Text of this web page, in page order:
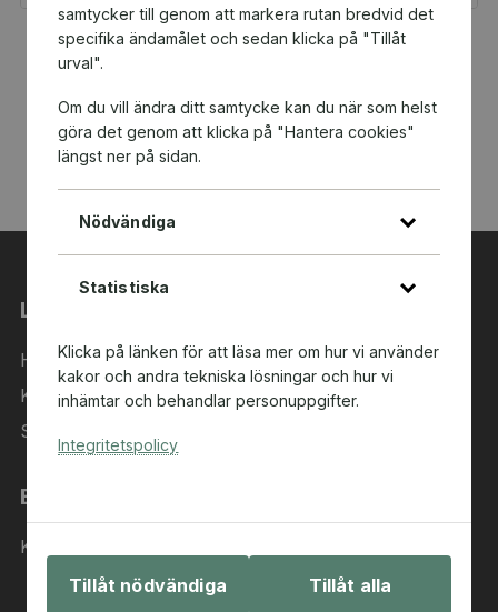
samtycker till genom att markera rutan bredvid det
specifika ändamålet och sedan klicka på "Tillåt
urval".
Om du vill ändra ditt samtycke kan du när som helst
göra det genom att klicka på "Hantera cookies"
längst ner på sidan.
Nödvändiga
Statistiska
Klicka på länken för att läsa mer om hur vi använder
kakor och andra tekniska lösningar och hur vi
inhämtar och behandlar personuppgifter.
Integritetspolicy
Tillåt nödvändiga Tillåt alla
Länkar
Hem
Kategorier
Sök i sortimentet
Behöver du hjälp?
Kontakta oss